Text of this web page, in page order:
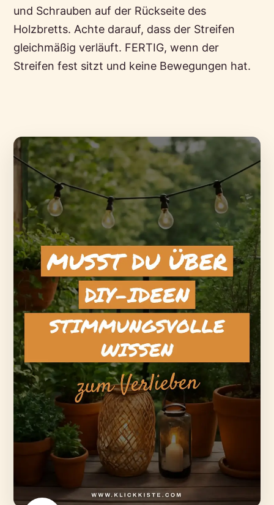
und Schrauben auf der Rückseite des
Holzbretts. Achte darauf, dass der Streifen
gleichmäßig verläuft. FERTIG, wenn der
Streifen fest sitzt und keine Bewegungen hat.